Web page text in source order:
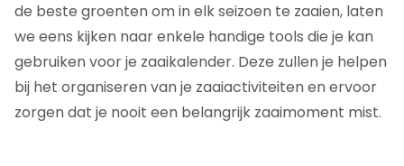
de beste groenten om in elk seizoen te zaaien, laten
we eens kijken naar enkele handige tools die je kan
gebruiken voor je zaaikalender. Deze zullen je helpen
bij het organiseren van je zaaiactiviteiten en ervoor
zorgen dat je nooit een belangrijk zaaimoment mist.